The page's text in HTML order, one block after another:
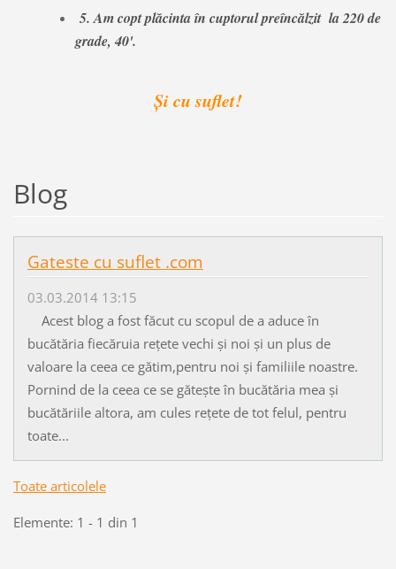
5. Am copt plăcinta în cuptorul preîncălzit la 220 de
grade, 40'.
Şi cu suflet!
Blog
Gateste cu suflet .com
03.03.2014 13:15
Acest blog a fost făcut cu scopul de a aduce în
bucătăria fiecăruia rețete vechi și noi și un plus de
valoare la ceea ce gătim,pentru noi și familiile noastre.
Pornind de la ceea ce se gătește în bucătăria mea și
bucătăriile altora, am cules rețete de tot felul, pentru
toate...
Toate articolele
Elemente: 1 - 1 din 1